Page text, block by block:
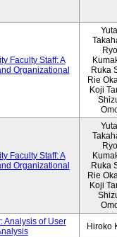
Faculty Staff: A
Organizational
Ruka
Rie
Koji
Faculty Staff: A
Organizational
Ruka
Rie
Koji
Analysis of User
Hiroko